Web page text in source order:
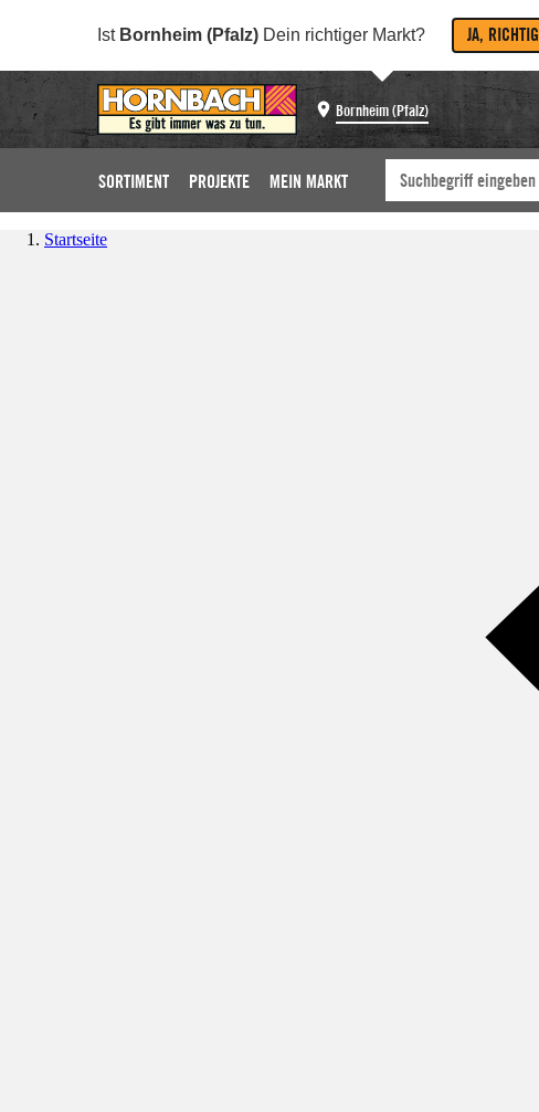
Ist Bornheim (Pfalz) Dein richtiger Markt? JA, RICHTIG
Bornheim (Pfalz)
SORTIMENT PROJEKTE MEIN MARKT
Startseite